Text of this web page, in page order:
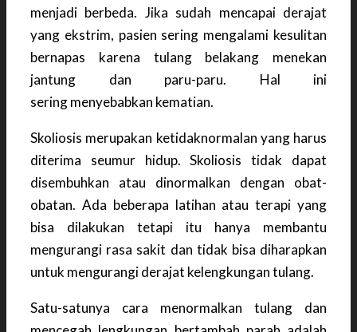
menjadi berbeda. Jika sudah mencapai derajat
yang ekstrim, pasien sering mengalami kesulitan
bernapas karena tulang belakang menekan
jantung dan paru-paru. Hal ini
sering menyebabkan kematian.
Skoliosis merupakan ketidaknormalan yang harus
diterima seumur hidup. Skoliosis tidak dapat
disembuhkan atau dinormalkan dengan obat-
obatan. Ada beberapa latihan atau terapi yang
bisa dilakukan tetapi itu hanya membantu
mengurangi rasa sakit dan tidak bisa diharapkan
untuk mengurangi derajat kelengkungan tulang.
Satu-satunya cara menormalkan tulang dan